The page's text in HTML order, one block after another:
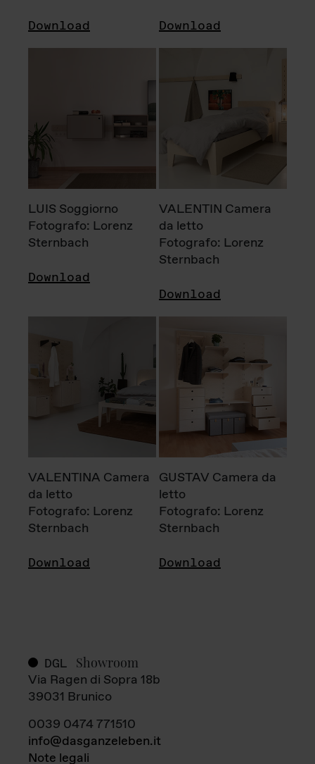
Download Download
LUIS Soggiorno
Fotografo: Lorenz
Sternbach
Download
VALENTIN Camera
da letto
Fotografo: Lorenz
Sternbach
Download
VALENTINA Camera
da letto
Fotografo: Lorenz
Sternbach
Download
GUSTAV Camera da
letto
Fotografo: Lorenz
Sternbach
Download
DGL Showroom
Via Ragen di Sopra 18b
39031 Brunico
0039 0474 771510
info@dasganzeleben.it
Note legali